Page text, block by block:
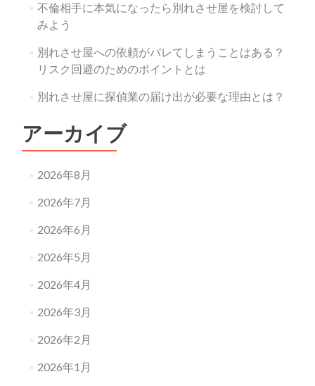
不倫相手に本気になったら別れさせ屋を検討して
みよう
別れさせ屋への依頼がバレてしまうことはある？
リスク回避のためのポイントとは
別れさせ屋に探偵業の届け出が必要な理由とは？
アーカイブ
2026年8月
2026年7月
2026年6月
2026年5月
2026年4月
2026年3月
2026年2月
2026年1月